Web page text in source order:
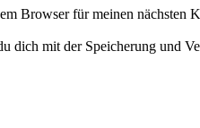
Browser für meinen nächsten
dich mit der Speicherung und